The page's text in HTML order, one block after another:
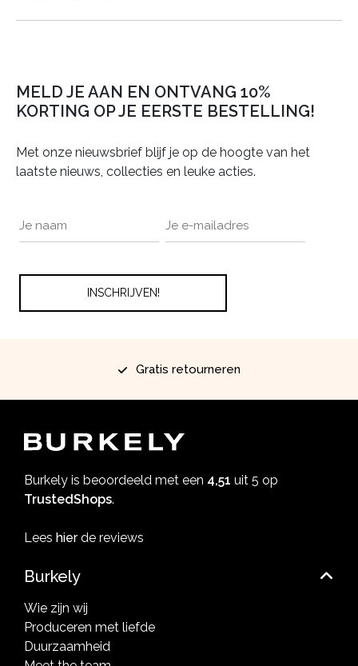
MELD JE AAN EN ONTVANG 10%
KORTING OP JE EERSTE BESTELLING!
Met onze nieuwsbrief blijf je op de hoogte van het
laatste nieuws, collecties en leuke acties.
Gratis retourneren
Burkely is beoordeeld met een 4,51 uit 5 op
TrustedShops.
Lees hierde reviews
Burkely
Wie zijn wij
Produceren met liefde
Duurzaamheid